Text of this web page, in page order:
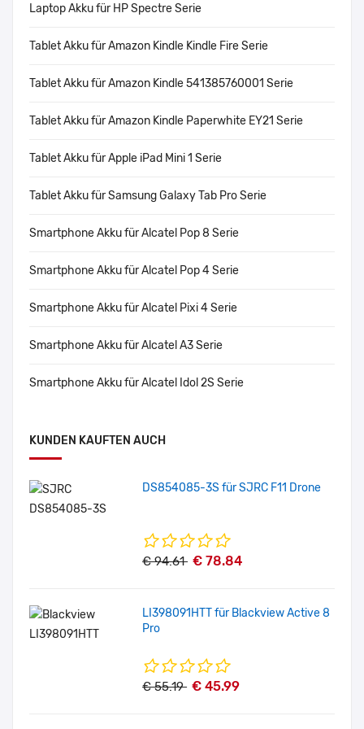
Laptop Akku für HP Spectre Serie
Tablet Akku für Amazon Kindle Kindle Fire Serie
Tablet Akku für Amazon Kindle 541385760001 Serie
Tablet Akku für Amazon Kindle Paperwhite EY21 Serie
Tablet Akku für Apple iPad Mini 1 Serie
Tablet Akku für Samsung Galaxy Tab Pro Serie
Smartphone Akku für Alcatel Pop 8 Serie
Smartphone Akku für Alcatel Pop 4 Serie
Smartphone Akku für Alcatel Pixi 4 Serie
Smartphone Akku für Alcatel A3 Serie
Smartphone Akku für Alcatel Idol 2S Serie
KUNDEN KAUFTEN AUCH
DS854085-3S für SJRC F11 Drone
€ 94.61 € 78.84
LI398091HTT für Blackview Active 8
Pro
€ 55.19 € 45.99